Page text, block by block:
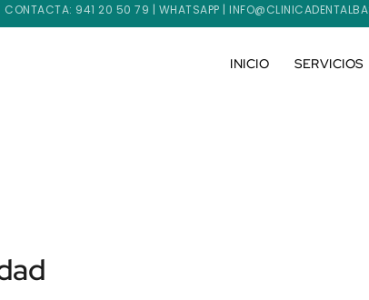
CONTACTA: 941 20 50 79 | WHATSAPP |
INICIO SERVICIOS